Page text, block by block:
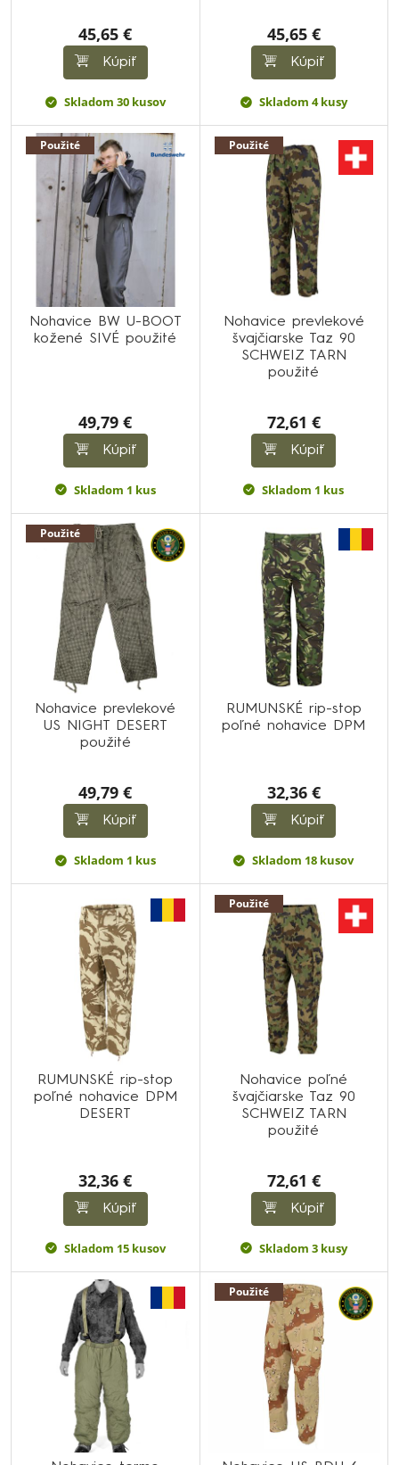
45,65 €
Kúpiť
Skladom 30 kusov
45,65 €
Kúpiť
Skladom 4 kusy
Použité
Nohavice BW U-BOOT
kožené SIVÉ použité
49,79 €
Kúpiť
Skladom 1 kus
Použité
Nohavice prevlekové
švajčiarske Taz 90
SCHWEIZ TARN
použité
72,61 €
Kúpiť
Skladom 1 kus
Použité
Nohavice prevlekové
US NIGHT DESERT
použité
49,79 €
Kúpiť
Skladom 1 kus
RUMUNSKÉ rip-stop
poľné nohavice DPM
32,36 €
Kúpiť
Skladom 18 kusov
RUMUNSKÉ rip-stop
poľné nohavice DPM
DESERT
32,36 €
Kúpiť
Skladom 15 kusov
Použité
Nohavice poľné
švajčiarske Taz 90
SCHWEIZ TARN
použité
72,61 €
Kúpiť
Skladom 3 kusy
Použité